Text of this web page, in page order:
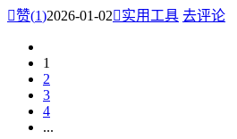
赞(1)2026-01-02实用工具 去评论
1
2
3
4
...